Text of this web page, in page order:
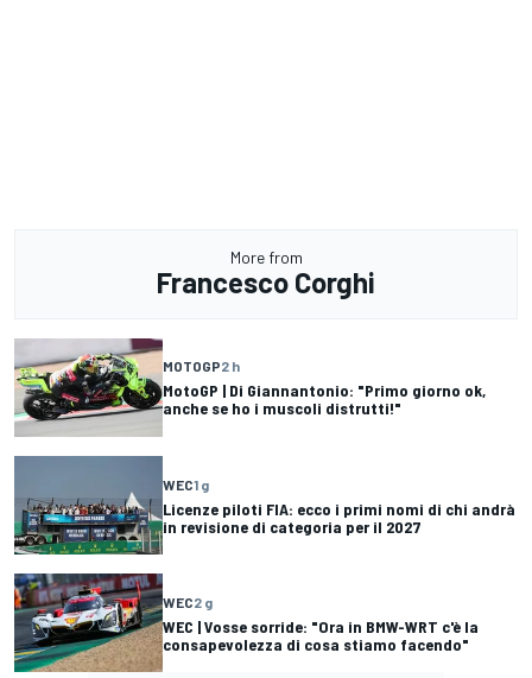
More from
Francesco Corghi
MOTOGP2 h
MotoGP | Di Giannantonio: "Primo giorno ok,
anche se ho i muscoli distrutti!"
WEC1 g
Licenze piloti FIA: ecco i primi nomi di chi andrà
in revisione di categoria per il 2027
WEC2 g
WEC | Vosse sorride: "Ora in BMW-WRT c'è la
consapevolezza di cosa stiamo facendo"